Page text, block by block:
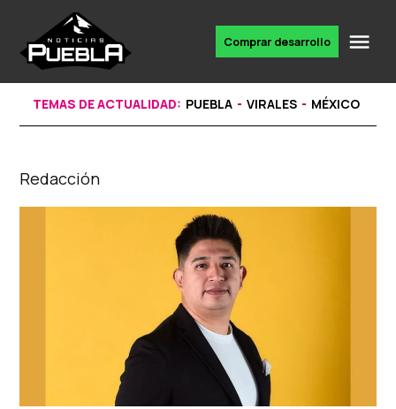
content
noticias
Comprar desarrollo
TEMAS DE ACTUALIDAD: PUEBLA VIRALES MÉXICO
Redacción